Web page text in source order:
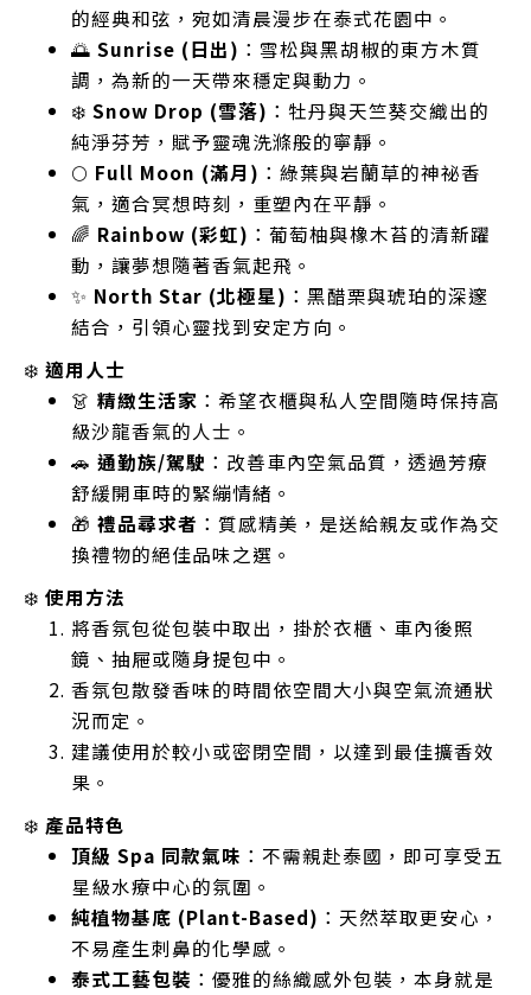
的經典和弦，宛如清晨漫步在泰式花園中。
🌅 Sunrise (日出) ：雪松與黑胡椒的東方木質
調，為新的一天帶來穩定與動力。
❄️ Snow Drop (雪落) ：牡丹與天竺葵交織出的
純淨芬芳，賦予靈魂洗滌般的寧靜。
🌕 Full Moon (滿月) ：綠葉與岩蘭草的神祕香
氣，適合冥想時刻，重塑內在平靜。
🌈 Rainbow (彩虹) ：葡萄柚與橡木苔的清新躍
動，讓夢想隨著香氣起飛。
✨ North Star (北極星) ：黑醋栗與琥珀的深邃
結合，引領心靈找到安定方向。
❄️ 適用人士
👗 精緻生活家 ：希望衣櫃與私人空間隨時保持高
級沙龍香氣的人士。
🚗 通勤族/駕駛 ：改善車內空氣品質，透過芳療
舒緩開車時的緊繃情緒。
🎁 禮品尋求者 ：質感精美，是送給親友或作為交
換禮物的絕佳品味之選。
❄️ 使用方法
將香氛包從包裝中取出，掛於衣櫃、車內後照
鏡、抽屜或隨身提包中。
香氛包散發香味的時間依空間大小與空氣流通狀
況而定。
建議使用於較小或密閉空間，以達到最佳擴香效
果。
❄️ 產品特色
頂級 Spa 同款氣味 ：不需親赴泰國，即可享受五
星級水療中心的氛圍。
純植物基底 (Plant-Based) ：天然萃取更安心，
不易產生刺鼻的化學感。
泰式工藝包裝 ：優雅的絲織感外包裝，本身就是